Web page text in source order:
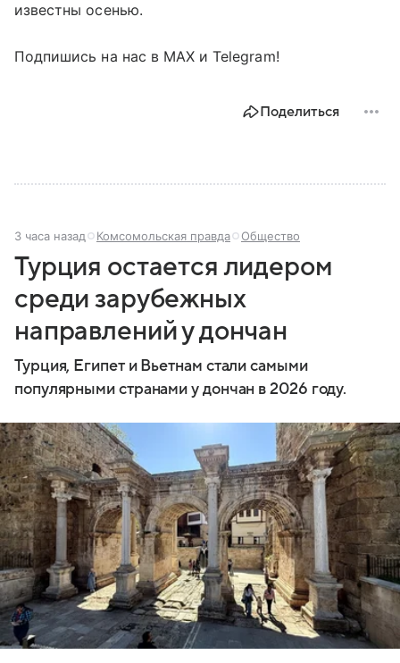
известны осенью.
Подпишись на нас в МАХ и Telegram!
Поделиться
3 часа назад Комсомольская правда Общество
Турция остается лидером
среди зарубежных
направлений у дончан
Турция, Египет и Вьетнам стали самыми
популярными странами у дончан в 2026 году.